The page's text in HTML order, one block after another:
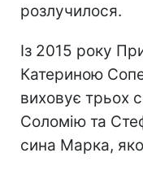
розлучилося.
Із 2015 року
Катериною
виховує трьох
Соломію та
сина Марка,